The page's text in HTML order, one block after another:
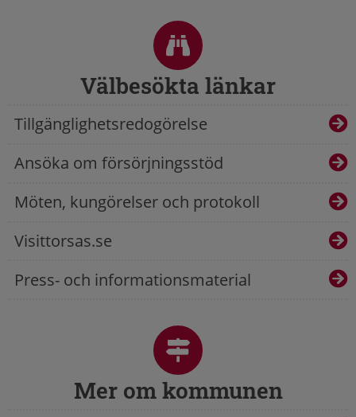
Välbesökta länkar
Tillgänglighetsredogörelse
Ansöka om försörjningsstöd
Möten, kungörelser och protokoll
Visittorsas.se
Press- och informationsmaterial
Mer om kommunen